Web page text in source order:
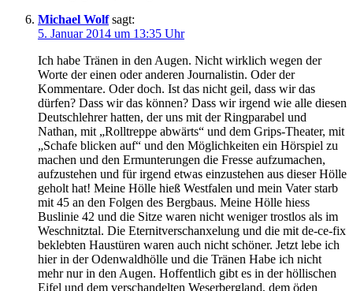
Michael Wolf sagt:
5. Januar 2014 um 13:35 Uhr
Ich habe Tränen in den Augen. Nicht wirklich wegen der
Worte der einen oder anderen Journalistin. Oder der
Kommentare. Oder doch. Ist das nicht geil, dass wir das
dürfen? Dass wir das können? Dass wir irgend wie alle diesen
Deutschlehrer hatten, der uns mit der Ringparabel und
Nathan, mit „Rolltreppe abwärts“ und dem Grips-Theater, mit
„Schafe blicken auf“ und den Möglichkeiten ein Hörspiel zu
machen und den Ermunterungen die Fresse aufzumachen,
aufzustehen und für irgend etwas einzustehen aus dieser Hölle
geholt hat! Meine Hölle hieß Westfalen und mein Vater starb
mit 45 an den Folgen des Bergbaus. Meine Hölle hiess
Buslinie 42 und die Sitze waren nicht weniger trostlos als im
Weschnitztal. Die Eternitverschanxelung und die mit de-ce-fix
beklebten Haustüren waren auch nicht schöner. Jetzt lebe ich
hier in der Odenwaldhölle und die Tränen Habe ich nicht
mehr nur in den Augen. Hoffentlich gibt es in der höllischen
Eifel und dem verschandelten Weserbergland, dem öden